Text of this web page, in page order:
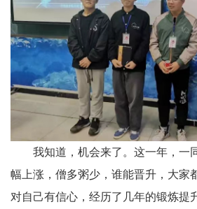
我知道，机会来了。这一年，一
幅上涨，僧多粥少，谁能晋升，大家
对自己有信心，经历了几年的锻炼提